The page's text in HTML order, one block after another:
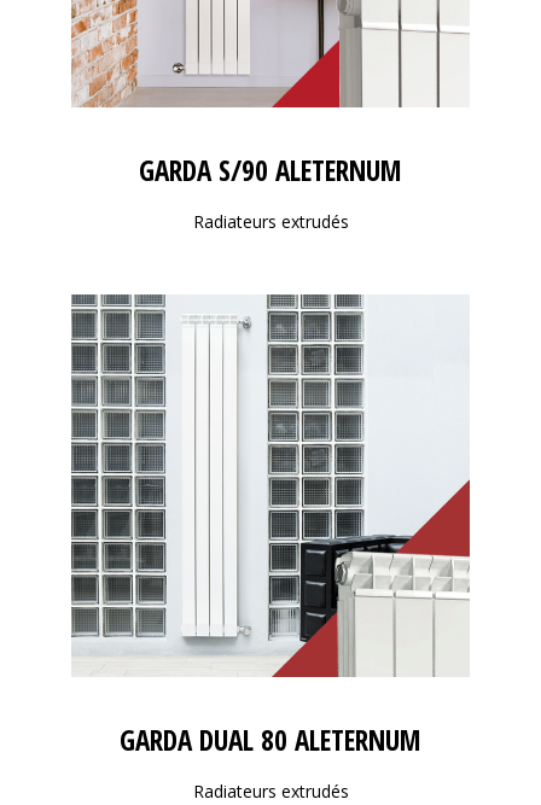
GARDA S/90 ALETERNUM
Radiateurs extrudés
GARDA DUAL 80 ALETERNUM
Radiateurs extrudés